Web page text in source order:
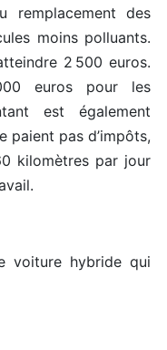
remplacement des
moins polluants.
2 500 euros.
euros pour les
est également
paient pas d’impôts,
kilomètres par jour
voiture hybride qui